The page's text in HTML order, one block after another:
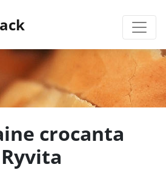
crocanta